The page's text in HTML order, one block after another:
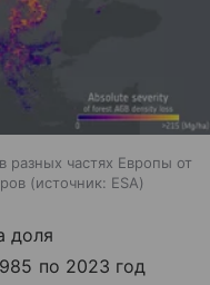
разных частях Европы от
источник: ESA
доля
по 2023 год